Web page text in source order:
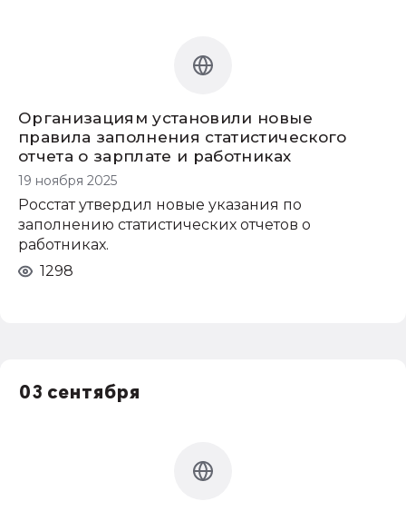
Организациям установили новые
правила заполнения статистического
отчета о зарплате и работниках
19 ноября 2025
Росстат утвердил новые указания по
заполнению статистических отчетов о
работниках.
1298
03 сентября